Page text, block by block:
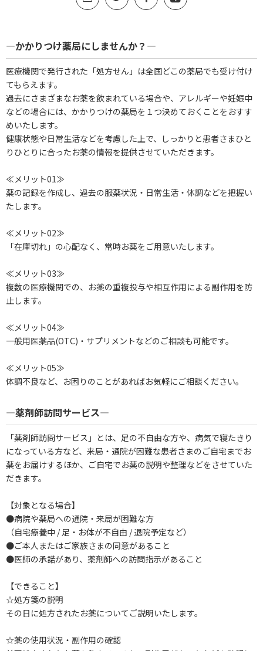
―かかりつけ薬局にしませんか？―
医療機関で発行された「処方せん」は全国どこの薬局でも受け付け
てもらえます。
過去にさまざまなお薬を飲まれている場合や、アレルギーや妊娠中
などの場合には、かかりつけの薬局を１つ決めておくことをおすす
めいたします。
健康状態や日常生活などを考慮した上で、しっかりと患者さまひと
りひとりに合ったお薬の情報を提供させていただきます。
≪メリット01≫
薬の記録を作成し、過去の服薬状況・日常生活・体調などを把握い
たします。
≪メリット02≫
「在庫切れ」の心配なく、常時お薬をご用意いたします。
≪メリット03≫
複数の医療機関での、お薬の重複投与や相互作用による副作用を防
止します。
≪メリット04≫
一般用医薬品(OTC)・サプリメントなどのご相談も可能です。
≪メリット05≫
体調不良など、お困りのことがあればお気軽にご相談ください。
―薬剤師訪問サービス―
「薬剤師訪問サービス」とは、足の不自由な方や、病気で寝たきり
になっている方など、来局・通院が困難な患者さまのご自宅までお
薬をお届けするほか、ご自宅でお薬の説明や整理などをさせていた
だきます。
【対象となる場合】
●病院や薬局への通院・来局が困難な方
（自宅療養中 / 足・お体が不自由 / 退院予定など）
●ご本人またはご家族さまの同意があること
●医師の承諾があり、薬剤師への訪問指示があること
【できること】
☆処方箋の説明
その日に処方されたお薬についてご説明いたします。
☆薬の使用状況・副作用の確認